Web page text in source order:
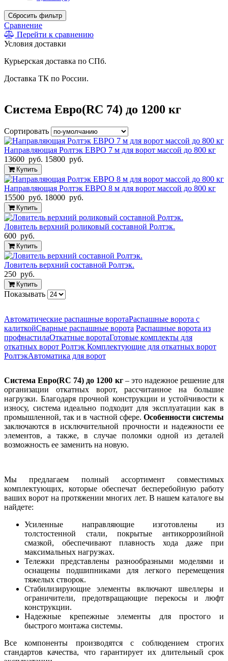
Сбросить фильтр
Сравнение
Перейти к сравнению
Условия доставки
Курьерская доставка по СПб.
Доставка ТК по России.
Система Евро(RC 74) до 1200 кг
Сортировать
Направляющая Ролтэк ЕВРО 7 м для ворот массой до 800 кг
13600 руб. 15800 руб.
Купить
Направляющая Ролтэк ЕВРО 8 м для ворот массой до 800 кг
15500 руб. 18000 руб.
Купить
Ловитель верхний роликовый составной Ролтэк.
600 руб.
Купить
Ловитель верхний составной Ролтэк.
250 руб.
Купить
Показывать
Автоматические распашные воротаРаспашные ворота с
калиткойСварные распашные ворота Распашные ворота из
профнастилаОткатные воротаГотовые комплекты для
откатных ворот Ролтэк Комплектующие для откатных ворот
РолтэкАвтоматика для ворот
Система Евро(RC 74) до 1200 кг – это надежное решение для
организации откатных ворот, рассчитанное на большие
нагрузки. Благодаря прочной конструкции и устойчивости к
износу, система идеально подходит для эксплуатации как в
промышленной, так и в частной сфере. Особенности системы
заключаются в исключительной прочности и надежности ее
элементов, а также, в случае поломки одной из деталей
возможность ее заменить на новую.
Мы предлагаем полный ассортимент совместимых
комплектующих, которые обеспечат бесперебойную работу
ваших ворот на протяжении многих лет. В нашем каталоге вы
найдете:
Усиленные направляющие изготовлены из
толстостенной стали, покрытые антикоррозийной
смазкой, обеспечивают плавность хода даже при
максимальных нагрузках.
Тележки представлены разнообразными моделями и
оснащены подшипниками для легкого перемещения
тяжелых створок.
Стабилизирующие элементы включают швеллеры и
ограничители, предотвращающие перекосы и люфт
конструкции.
Надежные крепежные элементы для простого и
быстрого монтажа системы.
Все компоненты производятся с соблюдением строгих
стандартов качества, что гарантирует их длительный срок